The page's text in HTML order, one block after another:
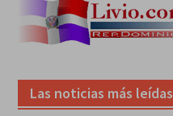
Las noticias más leídas